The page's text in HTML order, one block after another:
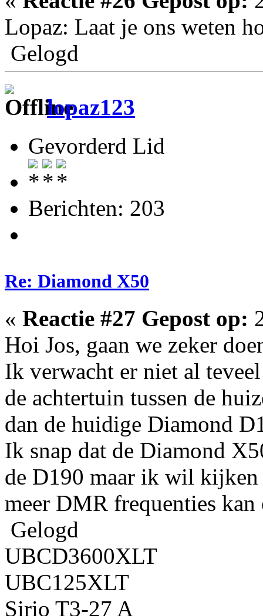
Lopaz: Laat je ons weten
Gelogd
lopaz123
Gevorderd Lid
Berichten: 203
Re: Diamond X50
« Reactie #27 Gepost op:
Hoi Jos, gaan we zeker
Ik verwacht er niet al
de achtertuin tussen de
dan de huidige Diamond
Ik snap dat de Diamond
de D190 maar ik wil
meer DMR frequenties kan
Gelogd
UBCD3600XLT
UBC125XLT
Sirio T3-27 A